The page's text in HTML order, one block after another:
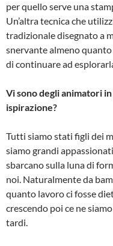
per quello serve una
Un’altra tecnica che
tradizionale disegnato a
snervante almeno
di continuare ad
Vi sono degli animatori
ispirazione?
Tutti siamo stati figli dei
siamo grandi
sbarcano sulla luna di
noi. Naturalmente da
quanto lavoro ci fosse
crescendo poi ce ne
tardi.